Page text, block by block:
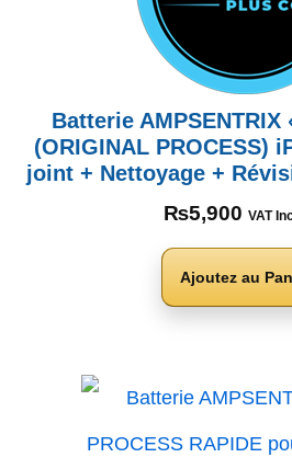
Batterie AMPSENTRIX
(ORIGINAL PROCESS)
joint + Nettoyage +
₨5,900 VAT
Ajoutez au